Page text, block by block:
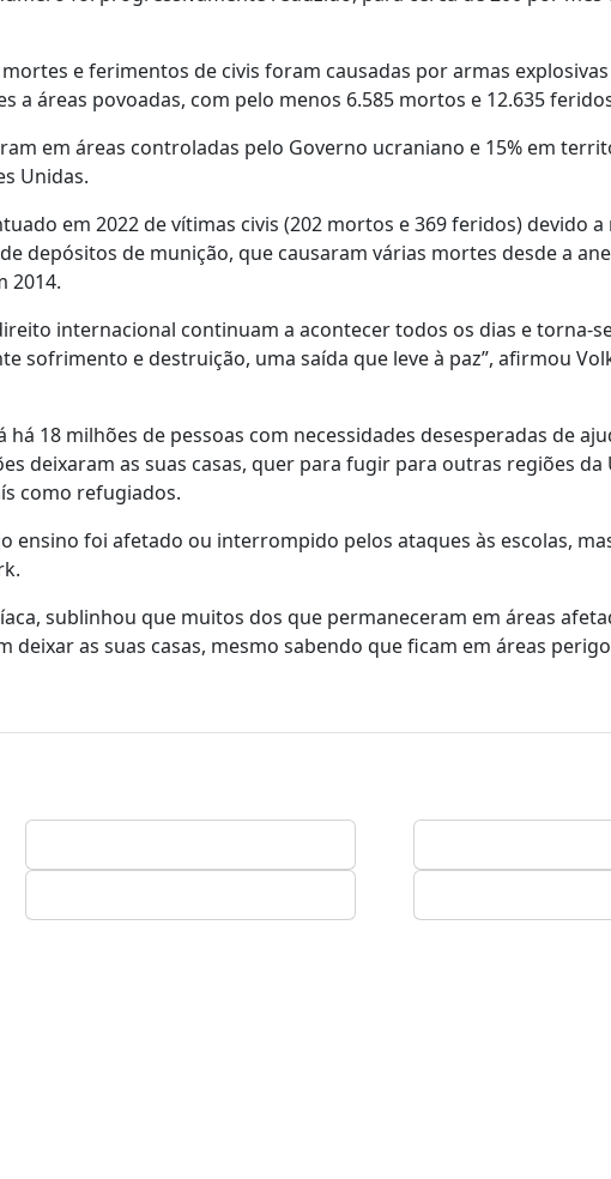
e ferimentos de civis foram causadas por armas
a áreas povoadas, com pelo menos 6.585 mortos e 12.635
em áreas controladas pelo Governo ucraniano e 15% em
Unidas.
em 2022 de vítimas civis (202 mortos e 369 feridos) devido a
depósitos de munição, que causaram várias mortes desde a
2014.
internacional continuam a acontecer todos os dias e torna-
sofrimento e destruição, uma saída que leve à paz”, afirmou
18 milhões de pessoas com necessidades desesperadas de
deixaram as suas casas, quer para fugir para outras regiões da
como refugiados.
ensino foi afetado ou interrompido pelos ataques às escolas,
sublinhou que muitos dos que permaneceram em áreas
as suas casas, mesmo sabendo que ficam em áreas